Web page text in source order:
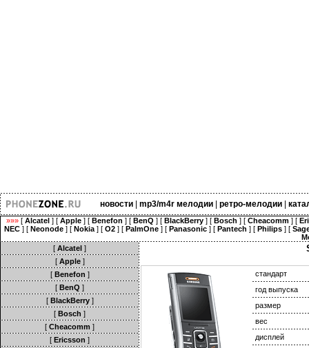
новости| mp3/m4r мелодии| ретро-мелодии|
»»» [ Alcatel ] [ Apple ] [ Benefon ] [ BenQ ] [ BlackBerry ] [ Bosch ] [ Cheacomm ] [
NEC ] [ Neonode ] [ Nokia ] [ O2 ] [ PalmOne ] [ Panasonic ] [ Pantech ] [ Philips ] [
[ Alcatel ]
[ Apple]
[ Benefon ]
[ BenQ ]
[ BlackBerry]
[ Bosch ]
[ Cheacomm ]
[ Ericsson ]
стандарт
год выпуска
размер
вес
дисплей